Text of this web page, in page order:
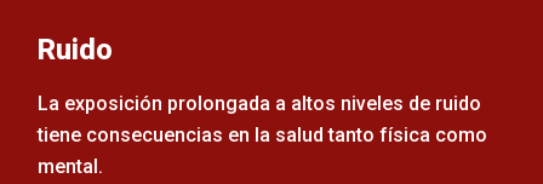
Ruido
La exposición prolongada a altos niveles de ruido
tiene consecuencias en la salud tanto física como
mental.